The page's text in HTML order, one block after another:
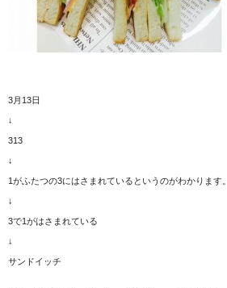
3月13日
↓
313
↓
1がふたつの3にはさまれているというのがわかります。
↓
3で1がはさまれている
↓
サンドイッチ